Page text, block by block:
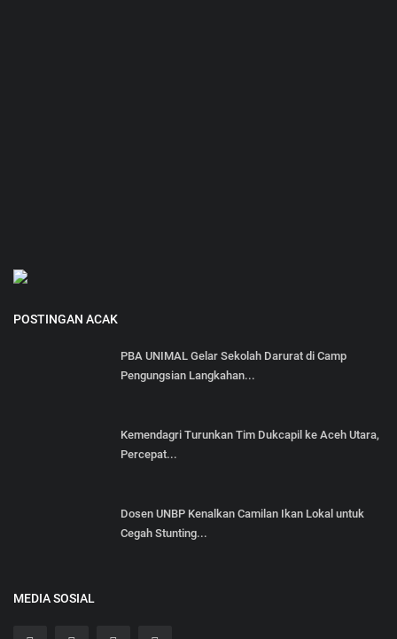
POSTINGAN ACAK
PBA UNIMAL Gelar Sekolah Darurat di Camp
Pengungsian Langkahan...
Kemendagri Turunkan Tim Dukcapil ke Aceh Utara,
Percepat...
Dosen UNBP Kenalkan Camilan Ikan Lokal untuk
Cegah Stunting...
MEDIA SOSIAL